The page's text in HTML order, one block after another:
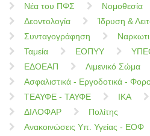
Νέα του ΠΦΣ
Νομοθεσία
Δεοντολογία
Ίδρυση &
Συνταγογράφηση
Ταμεία
ΕΟΠΥΥ
ΕΔΟΕΑΠ
Λιμενικό Σώμα
Ασφαλιστικά - Εργοδοτικά -
ΤΕΑΥΦΕ - ΤΑΥΦΕ
ΙΚΑ
ΔΙΛΟΦΑΡ
Πολίτης
Ανακοινώσεις Υπ. Υγείας - ΕΟΦ